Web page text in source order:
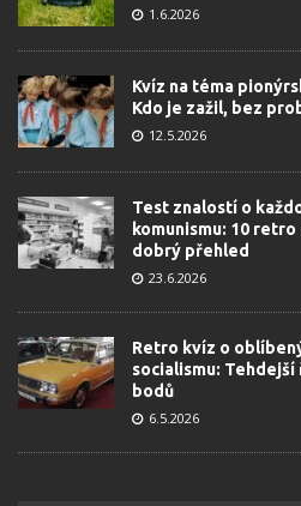
1.6.2026
Kvíz na téma
Kdo je zažil, bez
12.5.2026
Test znalostí o
komunismu: 10
dobrý přehled
23.6.2026
Retro kvíz o
socialismu: Tehdejší
bodů
6.5.2026